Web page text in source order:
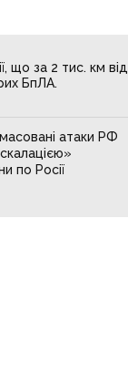
що за 2 тис. км від
БпЛА.
атаки РФ
по Росії